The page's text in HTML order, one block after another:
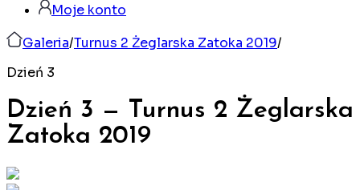
Moje konto
Galeria/Turnus 2 Żeglarska Zatoka 2019/
Dzień 3
Dzień 3 —
Turnus 2 Żeglarska
Zatoka 2019